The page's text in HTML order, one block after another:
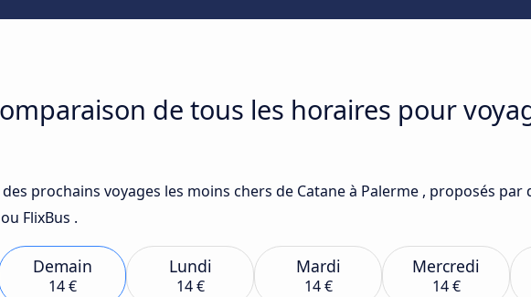
de tous les horaires pour
prochains voyages les moins chers de Catane à Palerme , proposés
FlixBus .
Demain
14 €
Lundi
14 €
Mardi
14 €
Mercredi
14 €